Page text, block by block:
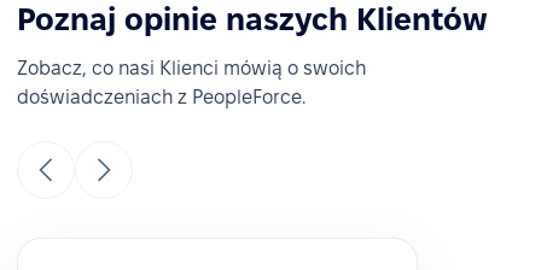
Poznaj opinie naszych Klientów
Zobacz, co nasi Klienci mówią o swoich
doświadczeniach z PeopleForce.